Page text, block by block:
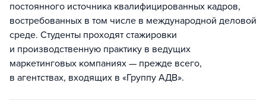
постоянного источника квалифицированных кадров,
востребованных в том числе в международной деловой
среде. Студенты проходят стажировки
и производственную практику в ведущих
маркетинговых компаниях — прежде всего,
в агентствах, входящих в «Группу АДВ».